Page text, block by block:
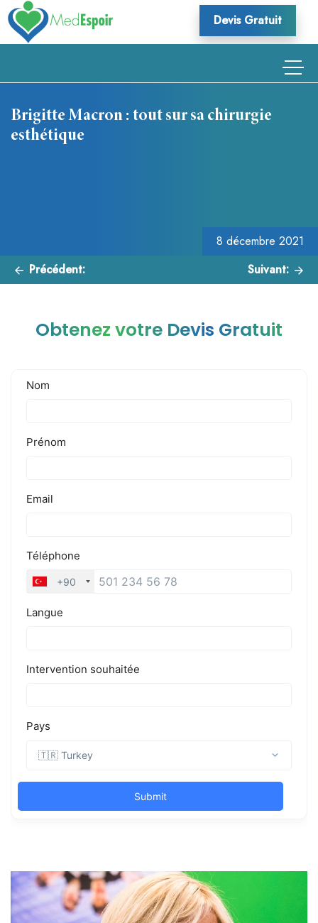
Skip
to
content
Devis Gratuit
Brigitte Macron : tout sur sa chirurgie
esthétique
8 décembre 2021
Précédent: Suivant:
Obtenez votre Devis Gratuit